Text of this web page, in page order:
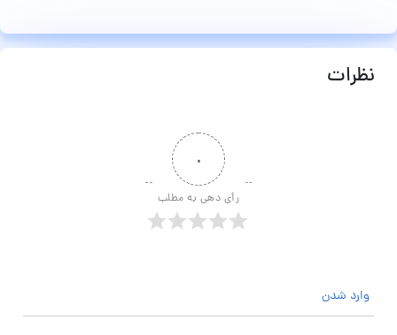
نظرات
۰
رأی دهی به مطلب
وارد شدن